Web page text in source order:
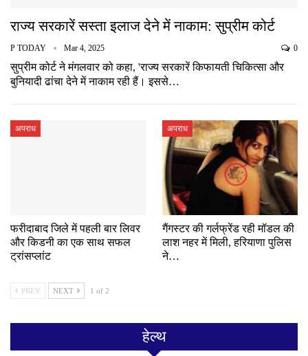
राज्य सरकारें सस्ता इलाज देने में नाकाम: सुप्रीम कोर्ट
P TODAY Mar 4, 2025 0
सुप्रीम कोर्ट ने मंगलवार को कहा, 'राज्य सरकारें किफायती चिकित्सा और
बुनियादी ढांचा देने में नाकाम रही हैं। इससे…
अपराध
फरीदाबाद जिले में पहली बार लिवर
और किडनी का एक साथ सफल
ट्रांसप्लांट
अपराध
गैंगस्टर की गर्लफ्रेंड रही मॉडल की
लाश नहर में मिली, हरियाणा पुलिस
ने…
PREV NEXT 1 of 2
हेल्थ